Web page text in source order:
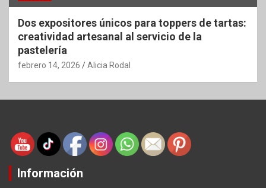
Dos expositores únicos para toppers de tartas:
creatividad artesanal al servicio de la
pastelería
febrero 14, 2026 Alicia Rodal
Información